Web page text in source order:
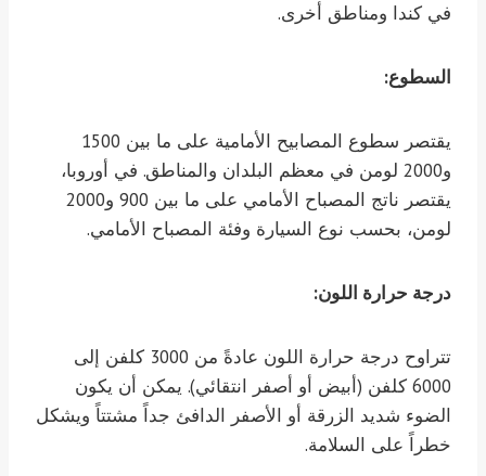
في كندا ومناطق أخرى.
السطوع:
يقتصر سطوع المصابيح الأمامية على ما بين 1500
و2000 لومن في معظم البلدان والمناطق. في أوروبا،
يقتصر ناتج المصباح الأمامي على ما بين 900 و2000
لومن، بحسب نوع السيارة وفئة المصباح الأمامي.
درجة حرارة اللون:
تتراوح درجة حرارة اللون عادةً من 3000 كلفن إلى
6000 كلفن (أبيض أو أصفر انتقائي). يمكن أن يكون
الضوء شديد الزرقة أو الأصفر الدافئ جداً مشتتاً ويشكل
خطراً على السلامة.